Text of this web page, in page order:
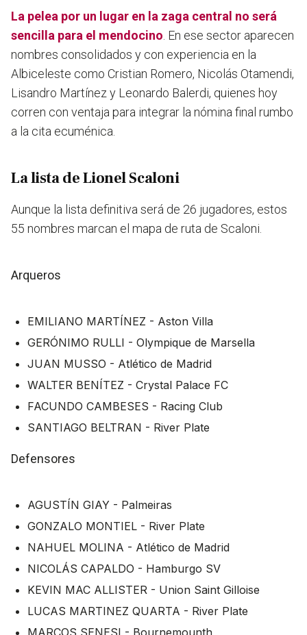
La pelea por un lugar en la zaga central no será
sencilla para el mendocino . En ese sector aparecen
nombres consolidados y con experiencia en la
Albiceleste como Cristian Romero, Nicolás Otamendi,
Lisandro Martínez y Leonardo Balerdi, quienes hoy
corren con ventaja para integrar la nómina final rumbo
a la cita ecuménica.
La lista de Lionel Scaloni
Aunque la lista definitiva será de 26 jugadores, estos
55 nombres marcan el mapa de ruta de Scaloni.
Arqueros
EMILIANO MARTÍNEZ - Aston Villa
GERÓNIMO RULLI - Olympique de Marsella
JUAN MUSSO - Atlético de Madrid
WALTER BENÍTEZ - Crystal Palace FC
FACUNDO CAMBESES - Racing Club
SANTIAGO BELTRAN - River Plate
Defensores
AGUSTÍN GIAY - Palmeiras
GONZALO MONTIEL - River Plate
NAHUEL MOLINA - Atlético de Madrid
NICOLÁS CAPALDO - Hamburgo SV
KEVIN MAC ALLISTER - Union Saint Gilloise
LUCAS MARTINEZ QUARTA - River Plate
MARCOS SENESI - Bournemounth